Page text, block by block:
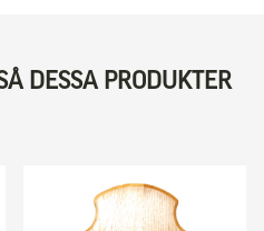
DESSA PRODUKTER